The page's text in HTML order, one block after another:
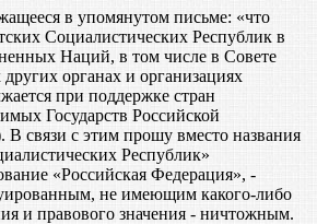
в упомянутом письме: «что
Социалистических Республик в
Наций, в том числе в Совете
других органах и организациях
при поддержке стран
Государств Российской
связи с этим прошу вместо названия
Республик»
«Российская Федерация», -
не имеющим какого-либо
и правового значения - ничтожным.